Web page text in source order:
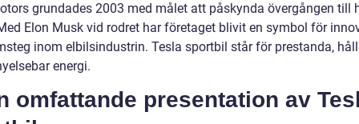
grundades 2003 med målet att påskynda övergången till
Elon Musk vid rodret har företaget blivit en symbol för
inom elbilsindustrin. Tesla sportbil står för prestanda,
energi.
omfattande presentation av